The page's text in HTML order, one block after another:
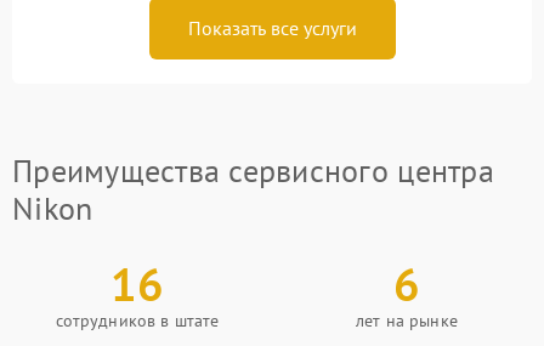
Показать все услуги
Преимущества сервисного центра
Nikon
16
сотрудников в штате
6
лет на рынке